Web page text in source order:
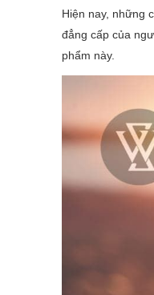
Hiện nay, những
đẳng cấp của
phẩm này.